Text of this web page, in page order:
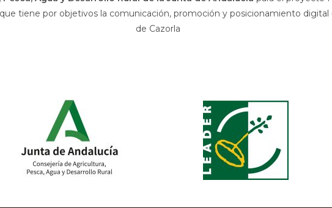
tiene por objetivos la comunicación, promoción y posicionamiento
de Cazorla